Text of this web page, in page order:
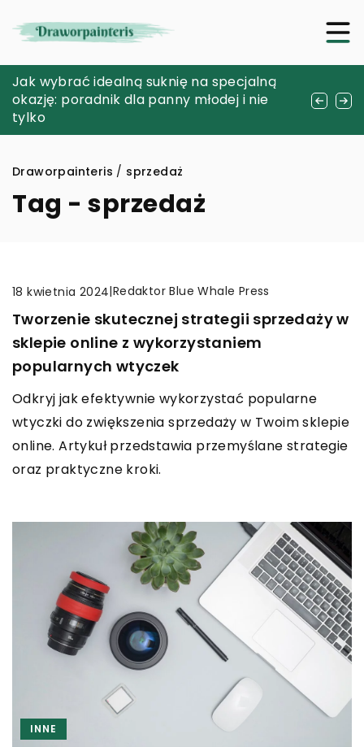
Energooszczędne rozwiązania dla
nowoczesnych instalacji elektrycznych
Jak wybrać idealną suknię na specjalną
okazję: poradnik dla panny młodej i nie
tylko
Zrozumieć światło: przewodnik po
łącznikach światłowodowych i ich
zastosowaniach
Draworpainteris / sprzedaż
Tag - sprzedaż
18 kwietnia 2024|Redaktor Blue Whale Press
Tworzenie skutecznej strategii sprzedaży w
sklepie online z wykorzystaniem
popularnych wtyczek
Odkryj jak efektywnie wykorzystać popularne
wtyczki do zwiększenia sprzedaży w Twoim sklepie
online. Artykuł przedstawia przemyślane strategie
oraz praktyczne kroki.
INNE